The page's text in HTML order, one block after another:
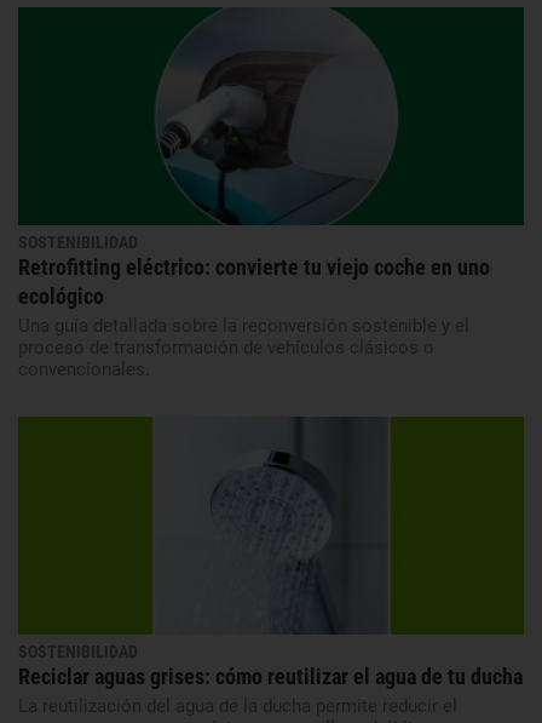
SOSTENIBILIDAD
Retrofitting eléctrico: convierte tu viejo coche en uno
ecológico
Una guía detallada sobre la reconversión sostenible y el
proceso de transformación de vehículos clásicos o
convencionales.
SOSTENIBILIDAD
Reciclar aguas grises: cómo reutilizar el agua de tu ducha
La reutilización del agua de la ducha permite reducir el